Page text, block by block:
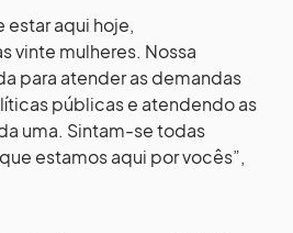
estar aqui hoje,
vinte mulheres. Nossa
para atender as demandas
públicas e atendendo as
uma. Sintam-se todas
estamos aqui por vocês”,